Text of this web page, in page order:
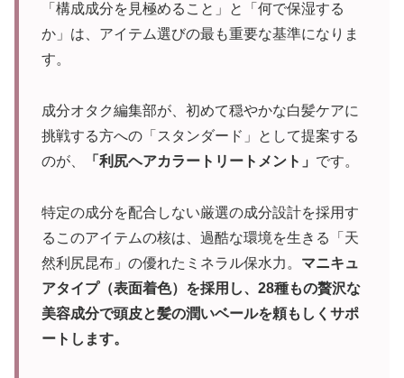
「構成成分を見極めること」と「何で保湿する
か」は、アイテム選びの最も重要な基準になりま
す。
成分オタク編集部が、初めて穏やかな白髪ケアに
挑戦する方への「スタンダード」として提案する
のが、
「利尻ヘアカラートリートメント」 です。
特定の成分を配合しない厳選の成分設計を採用す
るこのアイテムの核は、過酷な環境を生きる「天
然利尻昆布」の優れたミネラル保水力。 マニキュ
アタイプ（表面着色）を採用し、28種もの贅沢な
美容成分で頭皮と髪の潤いベールを頼もしくサポ
ートします。